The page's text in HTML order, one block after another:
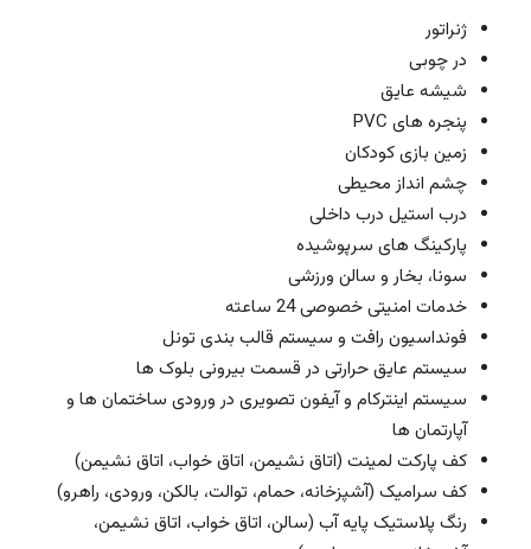
ژنراتور
در چوبی
شیشه عایق
پنجره های PVC
زمین بازی کودکان
چشم انداز محیطی
درب استیل درب داخلی
پارکینگ های سرپوشیده
سونا، بخار و سالن ورزشی
خدمات امنیتی خصوصی 24 ساعته
فونداسیون رافت و سیستم قالب بندی تونل
سیستم عایق حرارتی در قسمت بیرونی بلوک ها
سیستم اینترکام و آیفون تصویری در ورودی ساختمان ها و
آپارتمان ها
کف پارکت لمینت (اتاق نشیمن، اتاق خواب، اتاق نشیمن)
کف سرامیک (آشپزخانه، حمام، توالت، بالکن، ورودی، راهرو)
رنگ پلاستیک پایه آب (سالن، اتاق خواب، اتاق نشیمن،